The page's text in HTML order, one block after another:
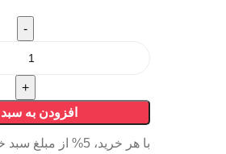
افزودن به
با هر خرید، 5% از